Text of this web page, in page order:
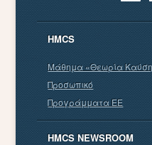
HMCS
Μάθημα «Θεωρία
Προσωπικό
Προγράμματα EE
HMCS NEWSROOM